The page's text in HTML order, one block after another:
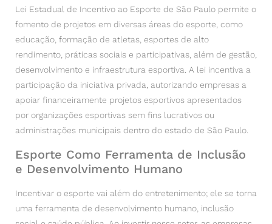
Lei Estadual de Incentivo ao Esporte de São Paulo permite o
fomento de projetos em diversas áreas do esporte, como
educação, formação de atletas, esportes de alto
rendimento, práticas sociais e participativas, além de gestão,
desenvolvimento e infraestrutura esportiva. A lei incentiva a
participação da iniciativa privada, autorizando empresas a
apoiar financeiramente projetos esportivos apresentados
por organizações esportivas sem fins lucrativos ou
administrações municipais dentro do estado de São Paulo.
Esporte Como Ferramenta de Inclusão
e Desenvolvimento Humano
Incentivar o esporte vai além do entretenimento; ele se torna
uma ferramenta de desenvolvimento humano, inclusão